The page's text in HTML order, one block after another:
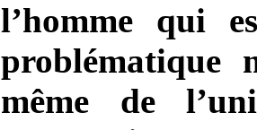
l’homme qui
problématique
même de